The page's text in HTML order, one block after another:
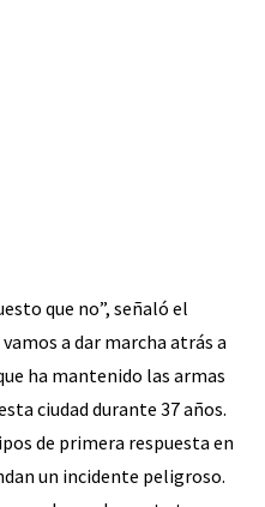
que no”, señaló el
a dar marcha atrás a
ha mantenido las armas
ciudad durante 37 años.
de primera respuesta en
un incidente peligroso.